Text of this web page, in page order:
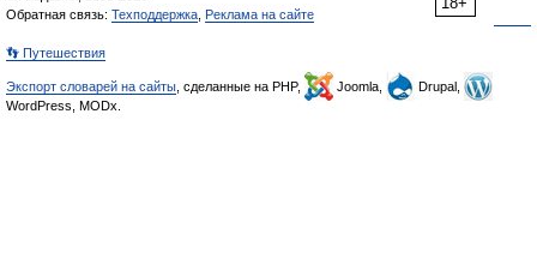
Обратная связь: Техподдержка Реклама на сайте
👣 Путешествия
Экспорт словарей на сайты , сделанные на PHP, Joomla,
Drupal,
WordPress, MODx.